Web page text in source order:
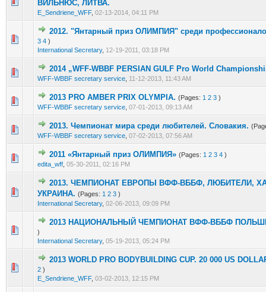
ВИЛЬНЮС, ЛИТВА.
E_Sendriene_WFF, 02-13-2014, 04:11 PM
2012. "Янтарный приз ОЛИМПИЯ" среди
3 4 )
International Secretary, 12-19-2011, 03:18 PM
2014 „WFF-WBBF PERSIAN GULF Pro World
WFF-WBBF secretary service 11-12-2013, 11:43 AM
2 Vote(s) - 1.5 out of 5 in Average
1 2 345
2013 PRO AMBER PRIX OLYMPIA. (Pages: 1 2 3 )
WFF-WBBF secretary service 07-01-2013, 09:13 AM
4 Vote(s) - 2.25 out of 5 in Average
12 345
2013. Чемпионат мира среди любителей. Словакия.
WFF-WBBF secretary service 07-02-2013, 07:56 AM
4 Vote(s) - 2.25 out of 5 in Average
1 2345
2011 «Янтарный приз ОЛИМПИЯ» (Pages: 1 2 3 4 )
edita_wff 05-30-2011, 02:16 PM
10 Vote(s) - 4.2 out of 5 in Average
12345
2013. ЧЕМПИОНАТ ЕВРОПЫ ВФФ-ВББФ, ЛЮБИТЕЛИ,
УКРАИНА. (Pages: 1 2 3 )
International Secretary, 02-06-2013, 09:09 PM
5 Vote(s) - 2.4 out of 5 in Average
123
2013 НАЦИОНАЛЬНЫЙ ЧЕМПИОНАТ ВФФ-ВББФ
)
International Secretary, 05-19-2013, 05:24 PM
2013 WORLD PRO BODYBUILDING CUP. 20 000 US
2 )
E_Sendriene_WFF, 03-02-2013, 12:15 PM